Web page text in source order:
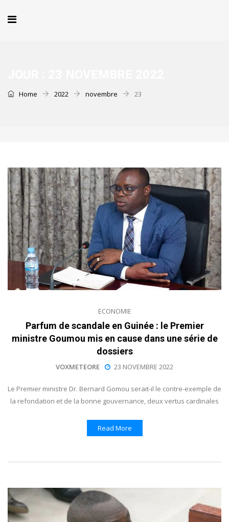
Home 2022 novembre 23
ECONOMIE
Parfum de scandale en Guinée : le Premier
ministre Goumou mis en cause dans une série de
dossiers
VOXMETEORE 23 NOVEMBRE 2022
Le Premier ministre Dr. Bernard Gomou serait-il le contre-exemple de
la refondation et de la bonne gouvernance, deux vertus cardinales
Read More